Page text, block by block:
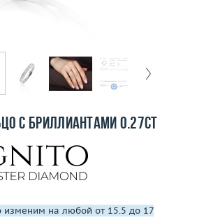
Заказать звонок
с бриллиантами 0.27ct
изменим на любой от 15.5 до 17